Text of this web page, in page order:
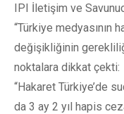
IPI İletişim ve
“Türkiye medyasının
değişikliğinin
noktalara dikkat çekti:
“Hakaret Türkiye’de
da 3 ay 2 yıl hapis